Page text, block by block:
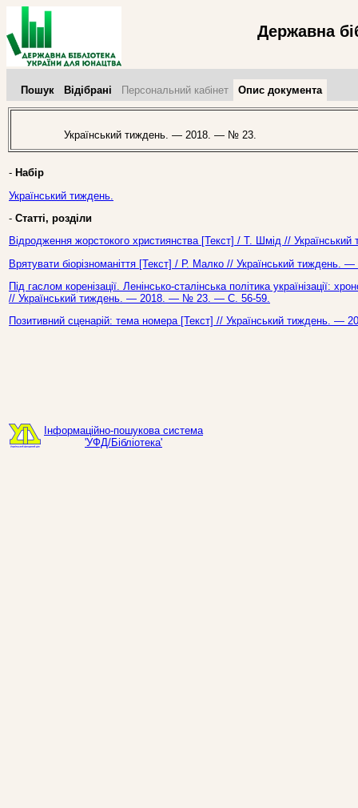
Державна
Пошук Відібрані Персональний кабінет Опис документа
Український тиждень. — 2018. — № 23.
- Набір
Український тиждень.
- Статті, розділи
Відродження жорстокого християнства [Текст] / Т. Шмід //
Врятувати біорізноманіття [Текст] / Р. Малко // Український
Під гаслом коренізації. Ленінсько-сталінська політика українізації:
// Український тиждень. — 2018. — № 23. — С. 56-59.
Позитивний сценарій: тема номера [Текст] // Український тиждень.
Інформаційно-пошукова система
'УФД/Бібліотека'